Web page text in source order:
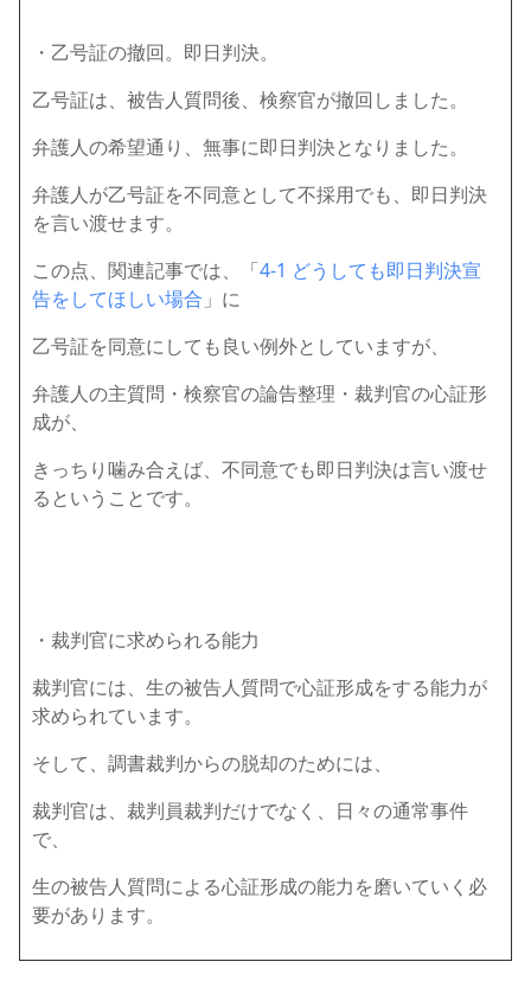
・乙号証の撤回。即日判決。
乙号証は、被告人質問後、検察官が撤回しました。
弁護人の希望通り、無事に即日判決となりました。
弁護人が乙号証を不同意として不採用でも、即日判決
を言い渡せます。
この点、関連記事では、「4-1 どうしても即日判決宣
告をしてほしい場合 」に
乙号証を同意にしても良い例外としていますが、
弁護人の主質問・検察官の論告整理・裁判官の心証形
成が、
きっちり噛み合えば、不同意でも即日判決は言い渡せ
るということです。
・裁判官に求められる能力
裁判官には、生の被告人質問で心証形成をする能力が
求められています。
そして、調書裁判からの脱却のためには、
裁判官は、裁判員裁判だけでなく、日々の通常事件
で、
生の被告人質問による心証形成の能力を磨いていく必
要があります。